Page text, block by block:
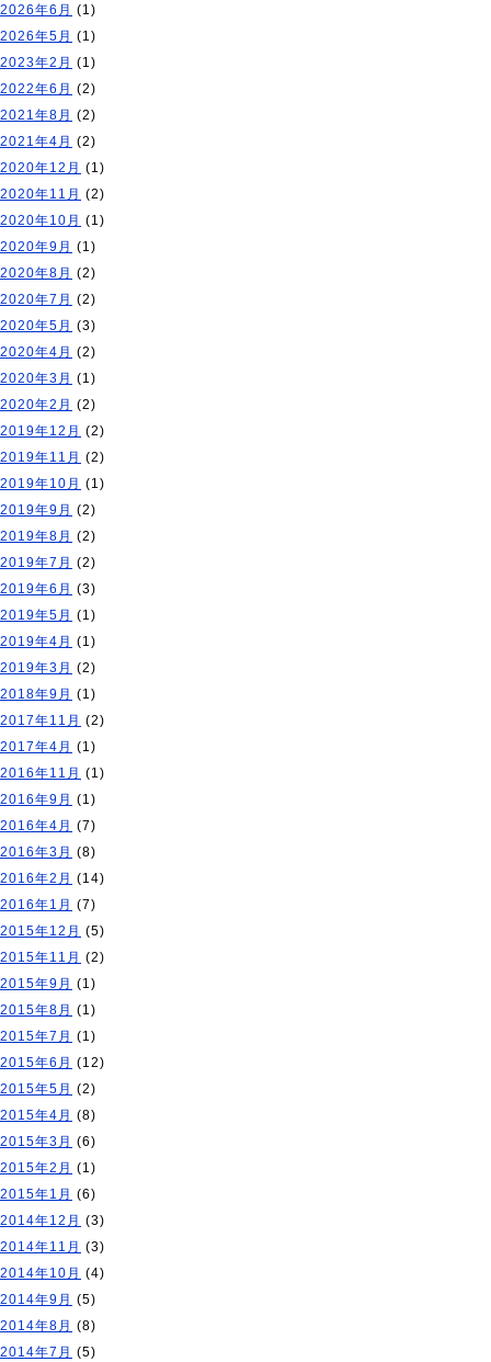
2026年6月 (1)
2026年5月 (1)
2023年2月 (1)
2022年6月 (2)
2021年8月 (2)
2021年4月 (2)
2020年12月 (1)
2020年11月 (2)
2020年10月 (1)
2020年9月 (1)
2020年8月 (2)
2020年7月 (2)
2020年5月 (3)
2020年4月 (2)
2020年3月 (1)
2020年2月 (2)
2019年12月 (2)
2019年11月 (2)
2019年10月 (1)
2019年9月 (2)
2019年8月 (2)
2019年7月 (2)
2019年6月 (3)
2019年5月 (1)
2019年4月 (1)
2019年3月 (2)
2018年9月 (1)
2017年11月 (2)
2017年4月 (1)
2016年11月 (1)
2016年9月 (1)
2016年4月 (7)
2016年3月 (8)
2016年2月 (14)
2016年1月 (7)
2015年12月 (5)
2015年11月 (2)
2015年9月 (1)
2015年8月 (1)
2015年7月 (1)
2015年6月 (12)
2015年5月 (2)
2015年4月 (8)
2015年3月 (6)
2015年2月 (1)
2015年1月 (6)
2014年12月 (3)
2014年11月 (3)
2014年10月 (4)
2014年9月 (5)
2014年8月 (8)
2014年7月 (5)